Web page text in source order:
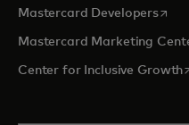
Mastercard Developers
Mastercard Marketing
Center for Inclusive Growth